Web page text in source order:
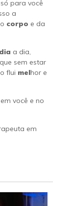
para você
a
corpo e da
dia a dia,
sem estar
flui melhor e
você e no
em